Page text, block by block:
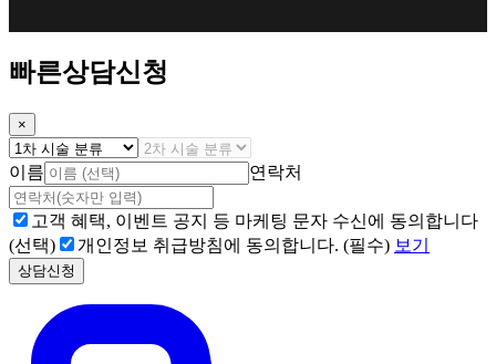
빠른상담신청
×
이름 연락처
고객 혜택, 이벤트 공지 등 마케팅 문자 수신에 동의합니다
(선택)
개인정보 취급방침에 동의합니다. (필수) 보기
상담신청